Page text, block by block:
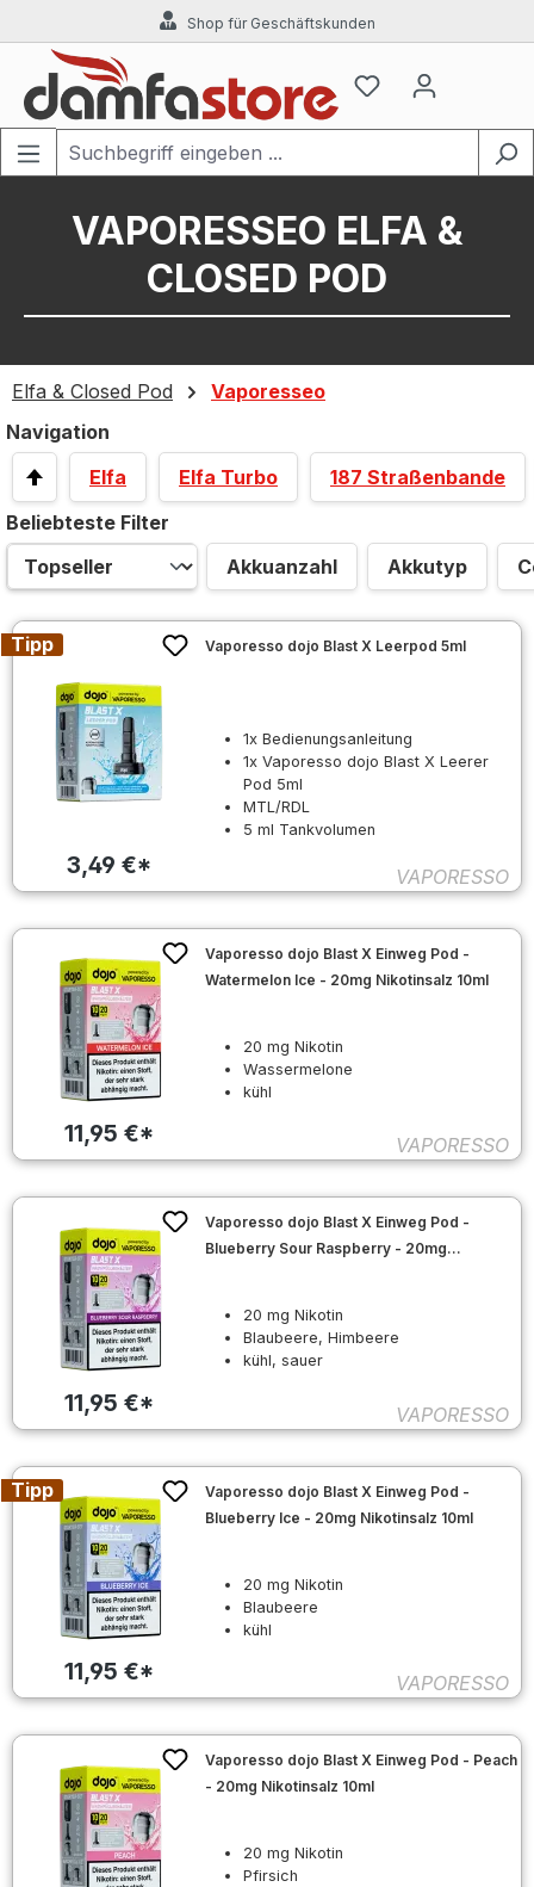
Zum Hauptinhalt springenShop für Geschäftskunden
VAPORESSEO ELFA &
CLOSED POD
Elfa & Closed Pod
Vaporesseo
Navigation
Elfa
Elfa Turbo
187 Straßenbande
Beliebteste Filter
Akkuanzahl
Akkutyp
Tipp
3,49 €*
Vaporesso dojo Blast X Leerpod 5ml
1x Bedienungsanleitung
1x Vaporesso dojo Blast X Leerer
Pod 5ml
MTL/RDL
5 ml Tankvolumen
VAPORESSO
11,95 €*
Vaporesso dojo Blast X Einweg Pod -
Watermelon Ice - 20mg Nikotinsalz 10ml
20 mg Nikotin
Wassermelone
kühl
VAPORESSO
11,95 €*
Vaporesso dojo Blast X Einweg Pod -
Blueberry Sour Raspberry - 20mg
20 mg Nikotin
Blaubeere, Himbeere
kühl, sauer
VAPORESSO
Tipp
11,95 €*
Vaporesso dojo Blast X Einweg Pod -
Blueberry Ice - 20mg Nikotinsalz 10ml
20 mg Nikotin
Blaubeere
kühl
VAPORESSO
Vaporesso dojo Blast X Einweg Pod - Peach
- 20mg Nikotinsalz 10ml
20 mg Nikotin
Pfirsich